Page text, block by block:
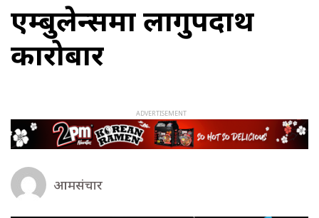
एम्बुलेन्समा लागुपदार्थ
कारोबार
आमसंचार